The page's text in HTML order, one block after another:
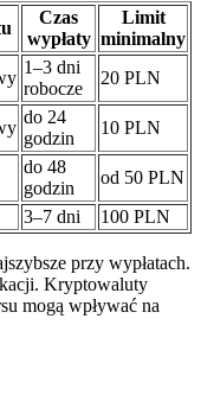
Czas
wypłaty
Limit
minimalny
1–3 dni
robocze
20 PLN
do 24
godzin
10 PLN
do 48
godzin
od 50 PLN
3–7 dni 100 PLN
przy wypłatach.
Kryptowaluty
mogą wpływać na